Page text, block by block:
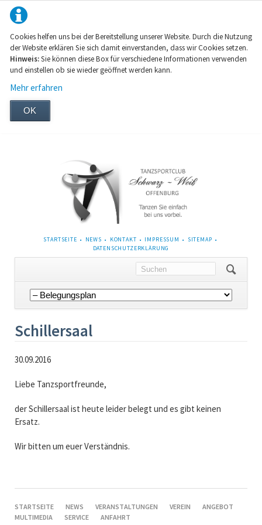
Cookies helfen uns bei der Bereitstellung unserer Website. Durch die Nutzung
der Website erklären Sie sich damit einverstanden, dass wir Cookies setzen.
Hinweis:Sie können diese Box für verschiedene Informationen verwenden
und einstellen ob sie wieder geöffnet werden kann.
Mehr erfahren
OK
NAVIGATION
STARTSEITE NEWS KONTAKT IMPRESSUM
SITEMAP
DATENSCHUTZERKLÄRUNG
Navigation
überspringen
Schillersaal
30.09.2016
Liebe Tanzsportfreunde,
der Schillersaal ist heute leider belegt und es gibt keinen
Ersatz.
Wir bitten um euer Verständnis.
NAVIGATION
ÜBERSPRINGEN
STARTSEITE NEWS VERANSTALTUNGEN VEREIN
ANGEBOT
MULTIMEDIA
SERVICE ANFAHRT